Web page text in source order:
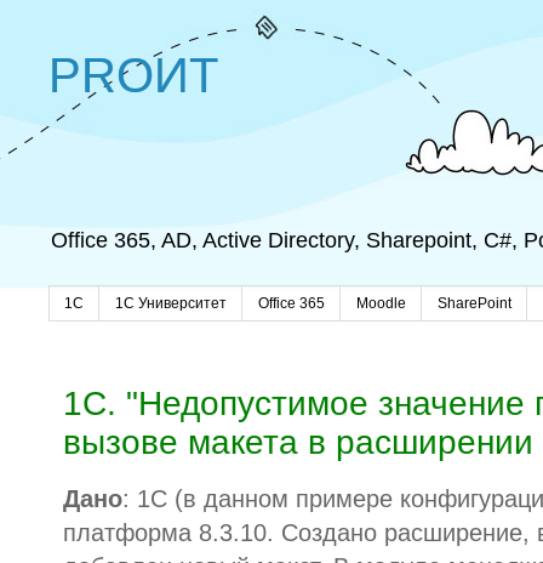
PROИТ
Office 365, AD, Active Directory, Sharepoint, C#,
1C 1С Университет Office 365 Moodle SharePoint
1C. "Недопустимое значение
вызове макета в расширении
Дано: 1С (в данном примере
платформа 8.3.10. Создано расширение,